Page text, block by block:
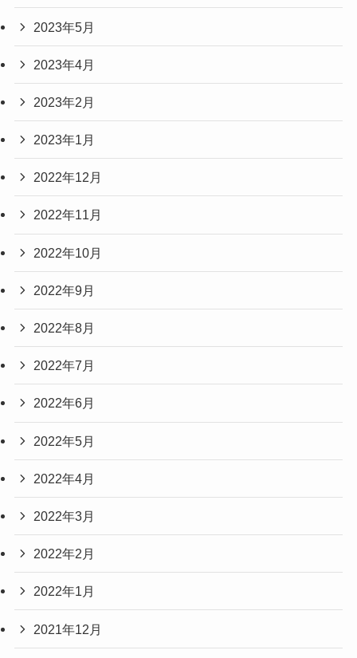
2023年5月
2023年4月
2023年2月
2023年1月
2022年12月
2022年11月
2022年10月
2022年9月
2022年8月
2022年7月
2022年6月
2022年5月
2022年4月
2022年3月
2022年2月
2022年1月
2021年12月